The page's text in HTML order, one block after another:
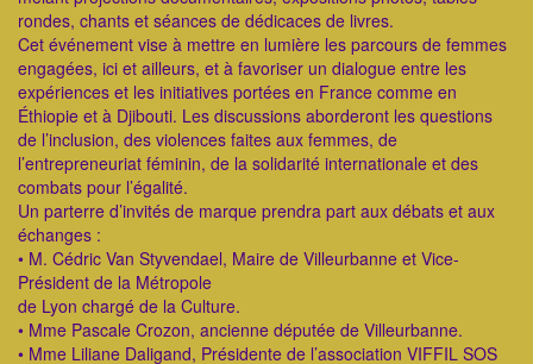
rondes, chants et séances de dédicaces de livres.
Cet événement vise à mettre en lumière les parcours de femmes
engagées, ici et ailleurs, et à favoriser un dialogue entre les
expériences et les initiatives portées en France comme en
Éthiopie et à Djibouti. Les discussions aborderont les questions
de l’inclusion, des violences faites aux femmes, de
l’entrepreneuriat féminin, de la solidarité internationale et des
combats pour l’égalité.
Un parterre d’invités de marque prendra part aux débats et aux
échanges :
• M. Cédric Van Styvendael, Maire de Villeurbanne et Vice-
Président de la Métropole
de Lyon chargé de la Culture.
• Mme Pascale Crozon, ancienne députée de Villeurbanne.
• Mme Liliane Daligand, Présidente de l’association VIFFIL SOS